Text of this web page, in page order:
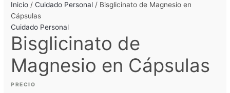
Inicio /Cuidado Personal / Bisglicinato de Magnesio en
Cápsulas
Cuidado Personal
Bisglicinato de
Magnesio en Cápsulas